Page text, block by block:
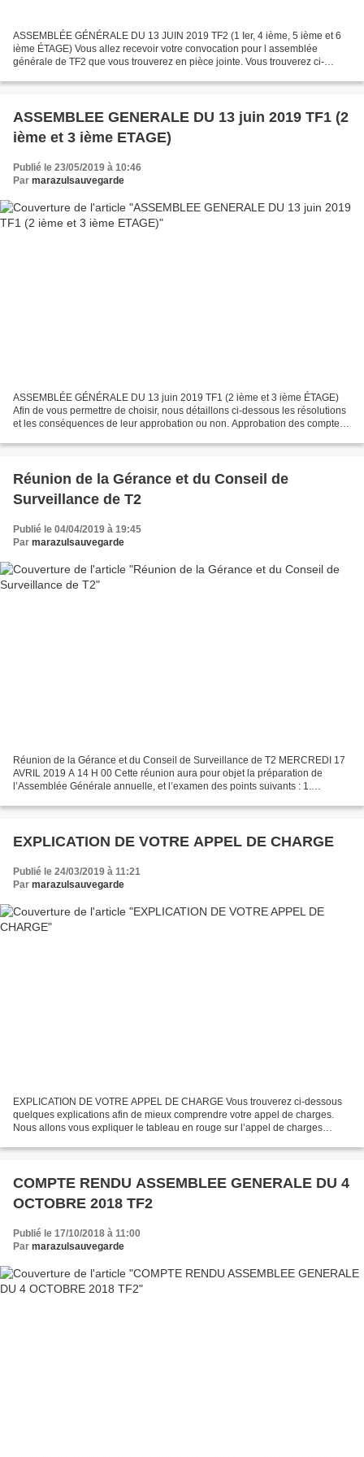
ASSEMBLÉE GÉNÉRALE DU 13 JUIN 2019 TF2 (1 Ier, 4 ième, 5 ième et 6
ième ÉTAGE) Vous allez recevoir votre convocation pour l assemblée
générale de TF2 que vous trouverez en pièce jointe. Vous trouverez ci-
ASSEMBLEE GENERALE DU 13 juin 2019 TF1 (2
ième et 3 ième ETAGE)
Publié le 23/05/2019 à 10:46
Par marazulsauvegarde
ASSEMBLÉE GÉNÉRALE DU 13 juin 2019 TF1 (2 ième et 3 ième ÉTAGE)
Afin de vous permettre de choisir, nous détaillons ci-dessous les résolutions
et les conséquences de leur approbation ou non. Approbation des comptes
Réunion de la Gérance et du Conseil de
Surveillance de T2
Publié le 04/04/2019 à 19:45
Par marazulsauvegarde
Réunion de la Gérance et du Conseil de Surveillance de T2 MERCREDI 17
AVRIL 2019 A 14 H 00 Cette réunion aura pour objet la préparation de
l’Assemblée Générale annuelle, et l’examen des points suivants : 1.
EXPLICATION DE VOTRE APPEL DE CHARGE
Publié le 24/03/2019 à 11:21
Par marazulsauvegarde
EXPLICATION DE VOTRE APPEL DE CHARGE Vous trouverez ci-dessous
quelques explications afin de mieux comprendre votre appel de charges.
Nous allons vous expliquer le tableau en rouge sur l’appel de charges
COMPTE RENDU ASSEMBLEE GENERALE DU 4
OCTOBRE 2018 TF2
Publié le 17/10/2018 à 11:00
Par marazulsauvegarde